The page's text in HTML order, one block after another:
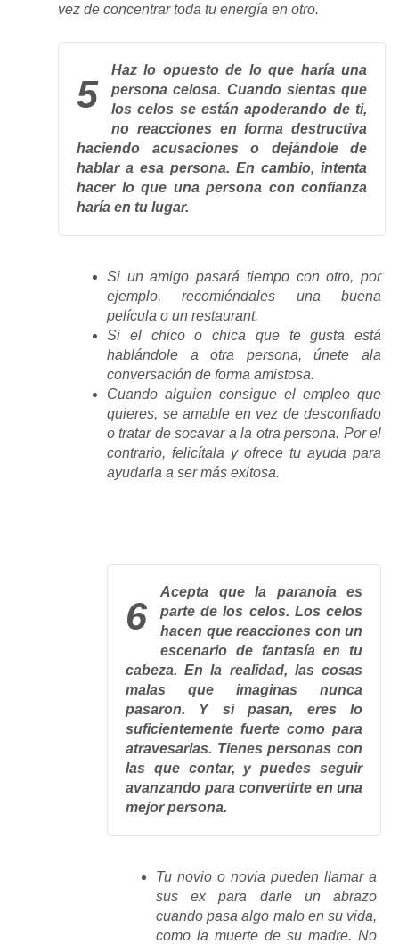
vez de concentrar toda tu energía en otro.
5
Haz lo opuesto de lo que haría una
persona celosa. Cuando sientas que
los celos se están apoderando de ti,
no reacciones en forma destructiva
haciendo acusaciones o dejándole de
hablar a esa persona. En cambio, intenta
hacer lo que una persona con confianza
haría en tu lugar.
Si un amigo pasará tiempo con otro, por
ejemplo, recomiéndales una buena
película o un restaurant.
Si el chico o chica que te gusta está
hablándole a otra persona, únete ala
conversación de forma amistosa.
Cuando alguien consigue el empleo que
quieres, se amable en vez de desconfiado
o tratar de socavar a la otra persona. Por el
contrario, felicítala y ofrece tu ayuda para
ayudarla a ser más exitosa.
6
Acepta que la paranoia es
parte de los celos. Los celos
hacen que reacciones con un
escenario de fantasía en tu
cabeza. En la realidad, las cosas
malas que imaginas nunca
pasaron. Y si pasan, eres lo
suficientemente fuerte como para
atravesarlas. Tienes personas con
las que contar, y puedes seguir
avanzando para convertirte en una
mejor persona.
Tu novio o novia pueden llamar a
sus ex para darle un abrazo
cuando pasa algo malo en su vida,
como la muerte de su madre. No